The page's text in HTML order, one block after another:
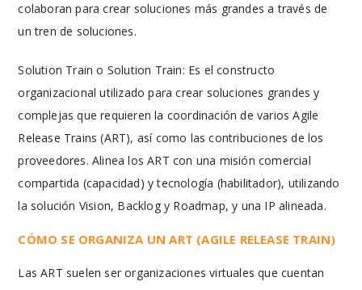
colaboran para crear soluciones más grandes a través de
un tren de soluciones.
Solution Train o Solution Train: Es el constructo
organizacional utilizado para crear soluciones grandes y
complejas que requieren la coordinación de varios Agile
Release Trains (ART), así como las contribuciones de los
proveedores. Alinea los ART con una misión comercial
compartida (capacidad) y tecnología (habilitador), utilizando
la solución Vision, Backlog y Roadmap, y una IP alineada.
CÓMO SE ORGANIZA UN ART (AGILE RELEASE TRAIN)
Las ART suelen ser organizaciones virtuales que cuentan